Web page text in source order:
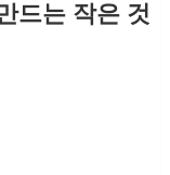
드는 작은 것